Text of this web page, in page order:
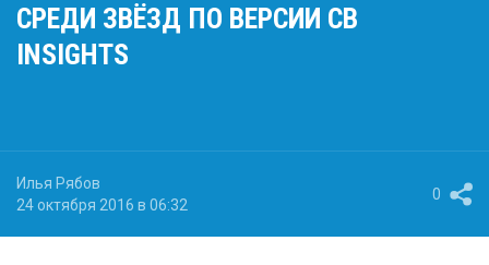
СРЕДИ ЗВЁЗД ПО ВЕРСИИ CB
INSIGHTS
Илья Рябов
24 октября 2016 в 06:32
0